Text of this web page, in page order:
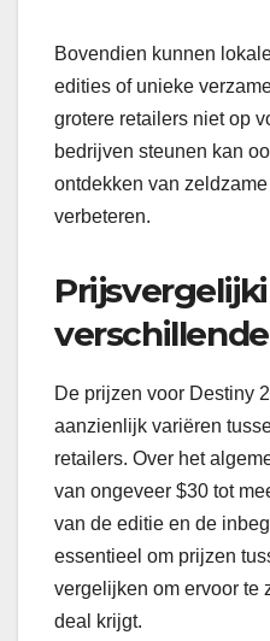
Bovendien kunnen
edities of unieke
grotere retailers niet op
bedrijven steunen kan
ontdekken van
verbeteren.
De prijzen voor Destiny
aanzienlijk variëren
retailers. Over het
van ongeveer $30 tot
van de editie en de
essentieel om prijzen
vergelijken om ervoor te
deal krijgt.